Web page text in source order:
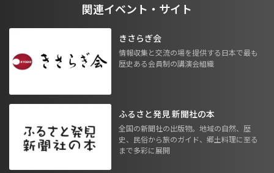
関連イベント・サイト
きさらぎ会
情報収集と交流の場を提供する日本で最も
歴史ある会員制の講演会組織
ふるさと発見 新聞社の本
全国の新聞社の出版物。地域の自然、歴
史、民俗から旅のガイド、郷土料理に至る
まで多彩に展開